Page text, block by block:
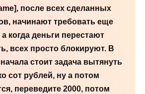
], после всех сделанных
начинают требовать еще
когда деньги перестают
всех просто блокируют. В
стоит задача вытянуть
сот рублей, ну а потом
переведите 2000, потом